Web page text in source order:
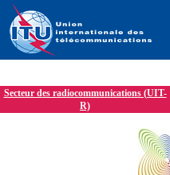
Secteur des radiocommunications (UIT-
R)